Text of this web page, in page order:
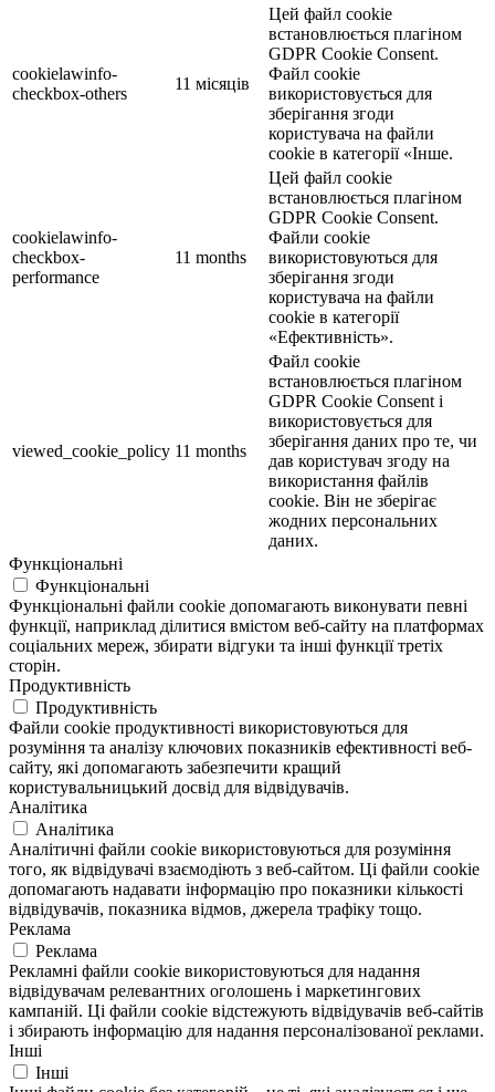
cookielawinfo-
checkbox-others
11 місяців
Цей файл cookie
встановлюється плагіном
GDPR Cookie Consent.
Файл cookie
використовується для
зберігання згоди
користувача на файли
cookie в категорії «Інше.
cookielawinfo-
checkbox-
performance
11 months
Цей файл cookie
встановлюється плагіном
GDPR Cookie Consent.
Файли cookie
використовуються для
зберігання згоди
користувача на файли
cookie в категорії
«Ефективність».
viewed_cookie_policy 11 months
Файл cookie
встановлюється плагіном
GDPR Cookie Consent і
використовується для
зберігання даних про те, чи
дав користувач згоду на
використання файлів
cookie. Він не зберігає
жодних персональних
даних.
Функціональні
Функціональні
Функціональні файли cookie допомагають виконувати певні
функції, наприклад ділитися вмістом веб-сайту на платформах
соціальних мереж, збирати відгуки та інші функції третіх
сторін.
Продуктивність
Продуктивність
Файли cookie продуктивності використовуються для
розуміння та аналізу ключових показників ефективності веб-
сайту, які допомагають забезпечити кращий
користувальницький досвід для відвідувачів.
Аналітика
Аналітика
Аналітичні файли cookie використовуються для розуміння
того, як відвідувачі взаємодіють з веб-сайтом. Ці файли cookie
допомагають надавати інформацію про показники кількості
відвідувачів, показника відмов, джерела трафіку тощо.
Реклама
Реклама
Рекламні файли cookie використовуються для надання
відвідувачам релевантних оголошень і маркетингових
кампаній. Ці файли cookie відстежують відвідувачів веб-сайтів
і збирають інформацію для надання персоналізованої реклами.
Інші
Інші